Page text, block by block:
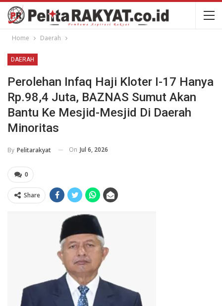
Home Daerah
DAERAH
Perolehan Infaq Haji Kloter I-17 Hanya
Rp.98,4 Juta, BAZNAS Sumut Akan
Bantu Ke Mesjid-Mesjid Di Daerah
Minoritas
By Pelitarakyat On Jul 6, 2026
0
Share